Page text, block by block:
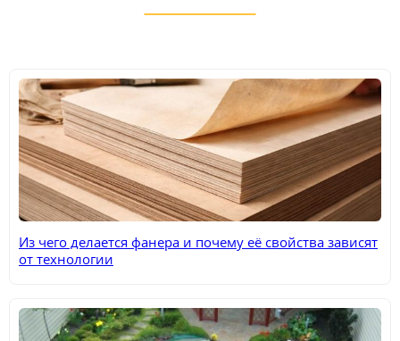
Из чего делается фанера и почему её свойства зависят
от технологии